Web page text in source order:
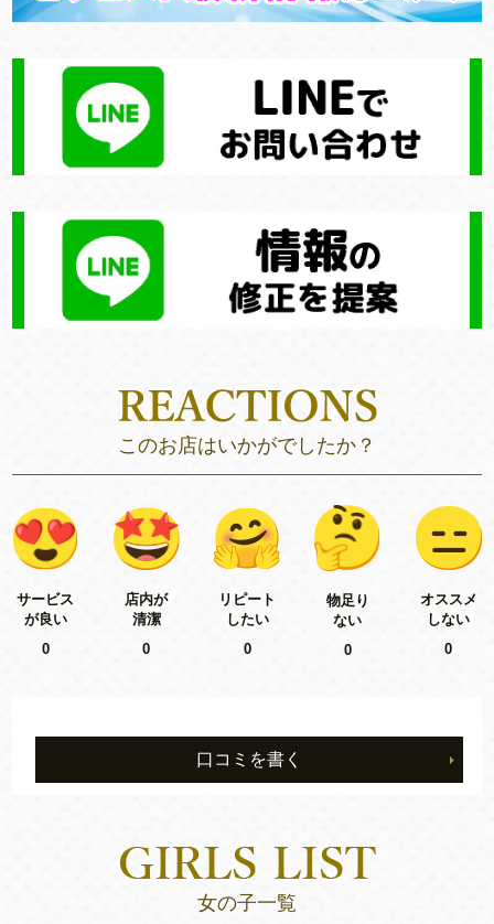
このお店はいかがでしたか？
サービス
が良い
0
店内が
清潔
0
リピート
したい
0
物足り
ない
0
オススメ
しない
0
口コミを書く
女の子一覧